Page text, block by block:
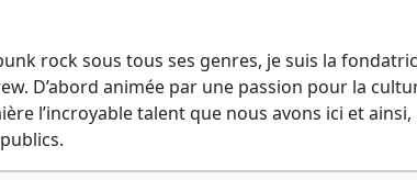
rock sous tous ses genres, je suis la
D’abord animée par une passion pour la
l’incroyable talent que nous avons ici et ainsi,